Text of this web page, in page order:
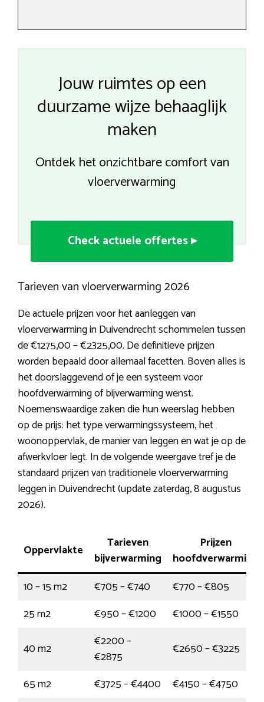
Jouw ruimtes op een
duurzame wijze behaaglijk
maken
Ontdek het onzichtbare comfort van
vloerverwarming
Check actuele offertes ▸
Tarieven van vloerverwarming 2026
De actuele prijzen voor het aanleggen van
vloerverwarming in Duivendrecht schommelen tussen
de €1275,00 – €2325,00. De definitieve prijzen
worden bepaald door allemaal facetten. Boven alles is
het doorslaggevend of je een systeem voor
hoofdverwarming of bijverwarming wenst.
Noemenswaardige zaken die hun weerslag hebben
op de prijs: het type verwarmingssysteem, het
woonoppervlak, de manier van leggen en wat je op de
afwerkvloer legt. In de volgende weergave tref je de
standaard prijzen van traditionele vloerverwarming
leggen in Duivendrecht (update zaterdag, 8 augustus
2026).
Oppervlakte
Tarieven
bijverwarming
Prijzen
hoofdverwarming
10 – 15 m2
€705 – €740
€770 – €805
25 m2
€950 – €1200
€1000 – €1550
40 m2
€2200 –
€2875
€2650 – €3225
65 m2
€3725 – €4400
€4150 – €4750